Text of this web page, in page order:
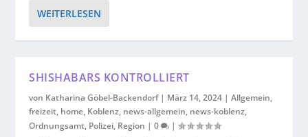
WEITERLESEN
SHISHABARS KONTROLLIERT
von Katharina Göbel-Backendorf| März 14, 2024 |Allgemein,
freizeit, home, Koblenz, news-allgemein, news-koblenz,
Ordnungsamt, Polizei, Region |0 |